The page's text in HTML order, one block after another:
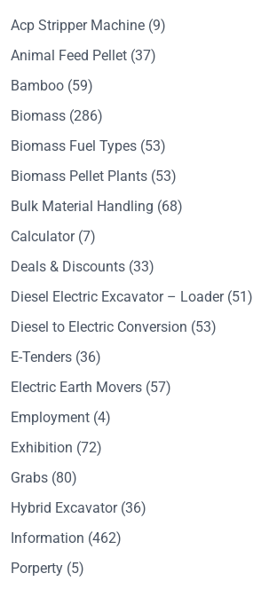
Acp Stripper Machine (9)
Animal Feed Pellet (37)
Bamboo (59)
Biomass (286)
Biomass Fuel Types (53)
Biomass Pellet Plants (53)
Bulk Material Handling (68)
Calculator(7)
Deals & Discounts (33)
Diesel Electric Excavator – Loader(51)
Diesel to Electric Conversion (53)
E-Tenders (36)
Electric Earth Movers (57)
Employment (4)
Exhibition (72)
Grabs (80)
Hybrid Excavator(36)
Information (462)
Porperty (5)